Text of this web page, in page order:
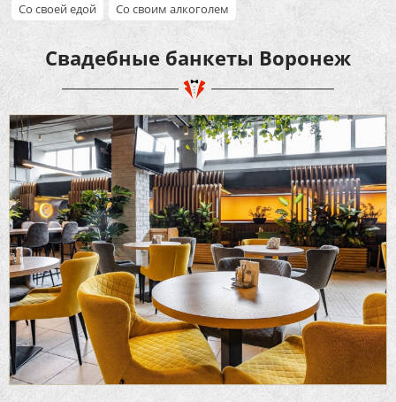
Со своей едой Со своим алкоголем
Свадебные банкеты Воронеж